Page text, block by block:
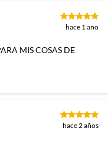
hace 1 año
MIS COSAS DE
hace 2 años